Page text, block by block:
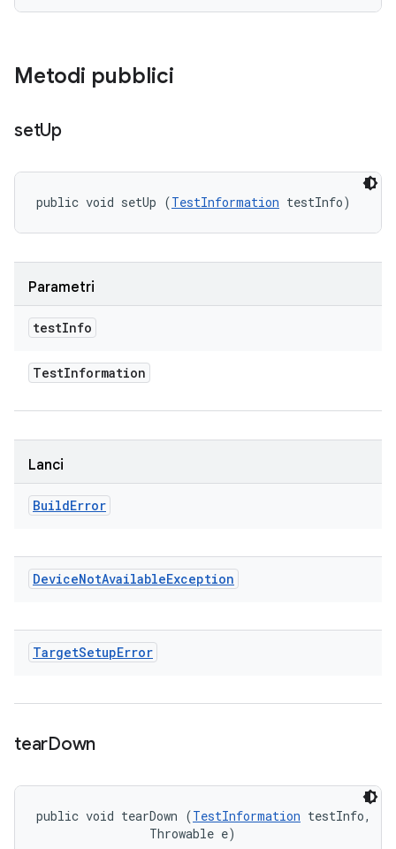
Metodi pubblici
setUp
public void setUp (TestInformation testInfo)
Parametri
testInfo
TestInformation
Lanci
BuildError
DeviceNotAvailableException
TargetSetupError
tearDown
public void tearDown (TestInformation testInfo,
                Throwable e)